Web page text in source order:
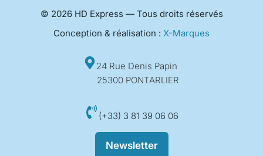
© 2026 HD Express — Tous droits réservés
Conception & réalisation : X-Marques
24 Rue Denis Papin
25300 PONTARLIER
(+33) 3 81 39 06 06
Newsletter